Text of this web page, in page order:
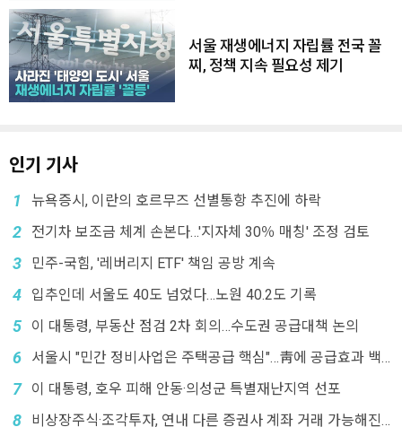
서울 재생에너지 자립률 전국 꼴
찌, 정책 지속 필요성 제기
인기 기사
1 뉴욕증시, 이란의 호르무즈 선별통항 추진에 하락
2 전기차 보조금 체계 손본다…'지자체 30％ 매칭' 조정 검토
3 민주-국힘, '레버리지 ETF' 책임 공방 계속
4 입추인데 서울도 40도 넘었다…노원 40.2도 기록
5 이 대통령, 부동산 점검 2차 회의…수도권 공급대책 논의
6
서울시 "민간 정비사업은 주택공급 핵심"…靑에 공급효과 백
7 이 대통령, 호우 피해 안동·의성군 특별재난지역 선포
8 비상장주식·조각투자, 연내 다른 증권사 계좌 거래 가능해진